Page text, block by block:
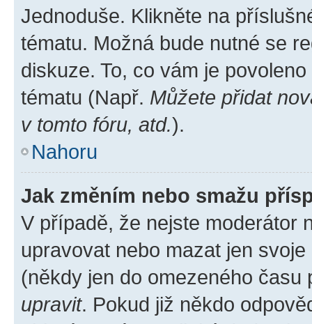
Jednoduše. Klikněte na
tématu. Možná bude nutné se
diskuze. To, co vám je
tématu (Např. Můžete přidat
v tomto fóru, atd.).
Nahoru
Jak změním nebo smažu
V případě, že nejste moderátor
upravovat nebo mazat jen
(někdy jen do omezeného
upravit. Pokud již někdo